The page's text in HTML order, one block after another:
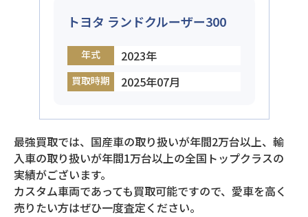
トヨタ ランドクルーザー300
年式 2023年
買取時期 2025年07月
最強買取では、国産車の取り扱いが年間2万台以上、輸
入車の取り扱いが年間1万台以上の全国トップクラスの
実績がございます。
カスタム車両であっても買取可能ですので、愛車を高く
売りたい方はぜひ一度査定ください。